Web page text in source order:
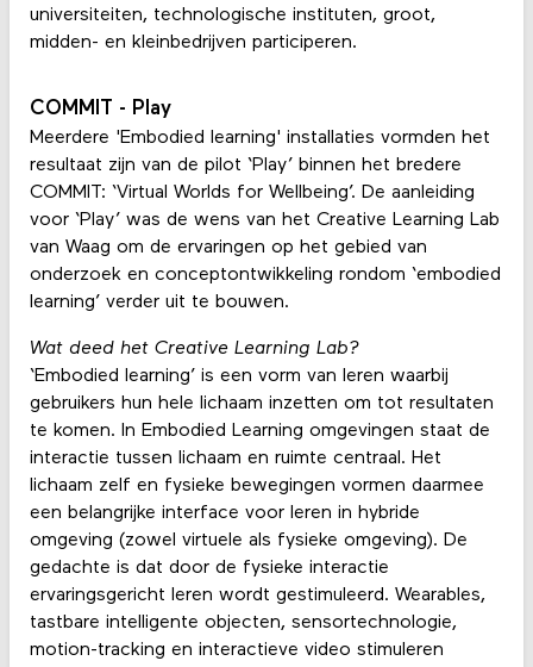
universiteiten, technologische instituten, groot,
midden- en kleinbedrijven participeren.
COMMIT - Play
Meerdere 'Embodied learning' installaties vormden het
resultaat zijn van de pilot ‘Play’ binnen het bredere
COMMIT: ‘Virtual Worlds for Wellbeing’. De aanleiding
voor ‘Play’ was de wens van het Creative Learning Lab
van Waag om de ervaringen op het gebied van
onderzoek en conceptontwikkeling rondom ‘embodied
learning’ verder uit te bouwen.
Wat deed het Creative Learning Lab?
‘Embodied learning’ is een vorm van leren waarbij
gebruikers hun hele lichaam inzetten om tot resultaten
te komen. In Embodied Learning omgevingen staat de
interactie tussen lichaam en ruimte centraal. Het
lichaam zelf en fysieke bewegingen vormen daarmee
een belangrijke interface voor leren in hybride
omgeving (zowel virtuele als fysieke omgeving). De
gedachte is dat door de fysieke interactie
ervaringsgericht leren wordt gestimuleerd. Wearables,
tastbare intelligente objecten, sensortechnologie,
motion-tracking en interactieve video stimuleren